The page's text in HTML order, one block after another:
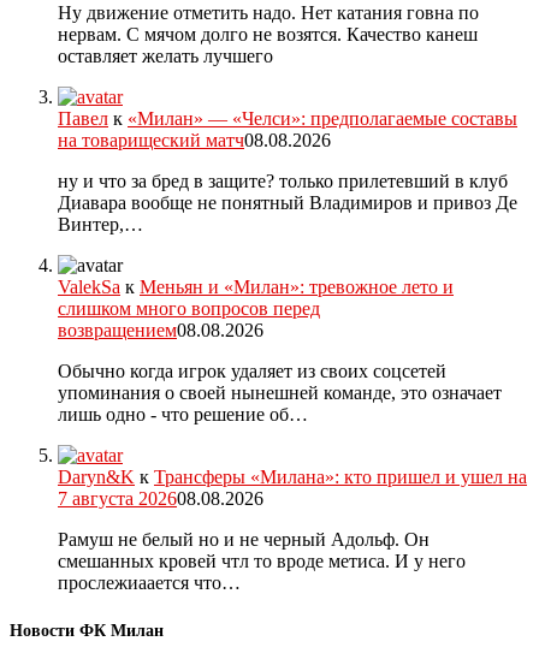
Ну движение отметить надо. Нет катания говна по
нервам. С мячом долго не возятся. Качество канеш
оставляет желать лучшего
Павел к «Милан» — «Челси»: предполагаемые составы
на товарищеский матч08.08.2026
ну и что за бред в защите? только прилетевший в клуб
Диавара вообще не понятный Владимиров и привоз Де
Винтер,…
ValekSa к Меньян и «Милан»: тревожное лето и
слишком много вопросов перед
возвращением08.08.2026
Обычно когда игрок удаляет из своих соцсетей
упоминания о своей нынешней команде, это означает
лишь одно - что решение об…
Daryn&K к Трансферы «Милана»: кто пришел и ушел на
7 августа 202608.08.2026
Рамуш не белый но и не черный Адольф. Он
смешанных кровей чтл то вроде метиса. И у него
прослежиаается что…
Новости ФК Милан